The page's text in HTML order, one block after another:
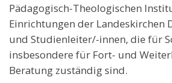
Pädagogisch-Theologischen
Einrichtungen der Landeskirchen
und Studienleiter/-innen, die für
insbesondere für Fort- und
Beratung zuständig sind.